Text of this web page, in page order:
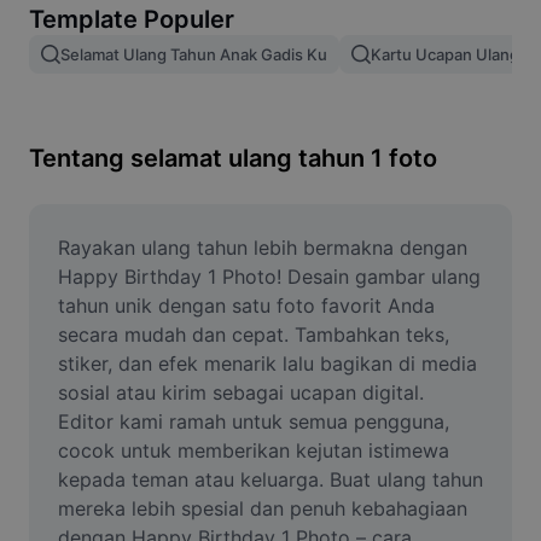
Hapus latar belakang gambar
Gabung gambar
Ubah Ukuran Gambar
Pembuat Meme
AI Text Remover
AI People Remover
AI Inpainting
Face Cutout
Template Populer
Selamat Ulang Tahun Anak Gadis Ku Kartu Ucapan Ulang
Tentang selamat ulang tahun 1 foto
Rayakan ulang tahun lebih bermakna dengan
Happy Birthday 1 Photo! Desain gambar ulang
tahun unik dengan satu foto favorit Anda
secara mudah dan cepat. Tambahkan teks,
stiker, dan efek menarik lalu bagikan di media
sosial atau kirim sebagai ucapan digital.
Editor kami ramah untuk semua pengguna,
cocok untuk memberikan kejutan istimewa
kepada teman atau keluarga. Buat ulang tahun
mereka lebih spesial dan penuh kebahagiaan